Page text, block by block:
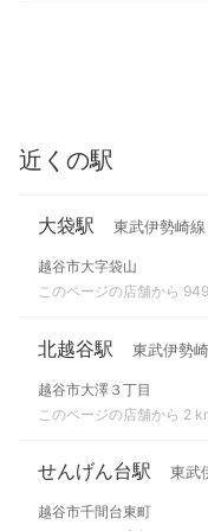
近くの駅
大袋駅 東武伊勢崎線
越谷市大字袋山
このページの店舗から
北越谷駅 東武伊勢
越谷市大澤３丁目
このページの店舗から 2
せんげん台駅 東武
越谷市千間台東町